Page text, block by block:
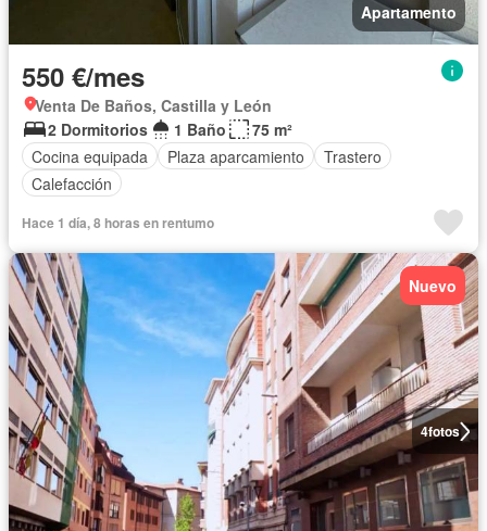
Apartamento
550 €/mes
Venta De Baños, Castilla y León
2 Dormitorios
1 Baño
75 m²
Cocina equipada
Plaza aparcamiento
Trastero
Calefacción
Hace 1 día, 8 horas en rentumo
4fotos
Nuevo